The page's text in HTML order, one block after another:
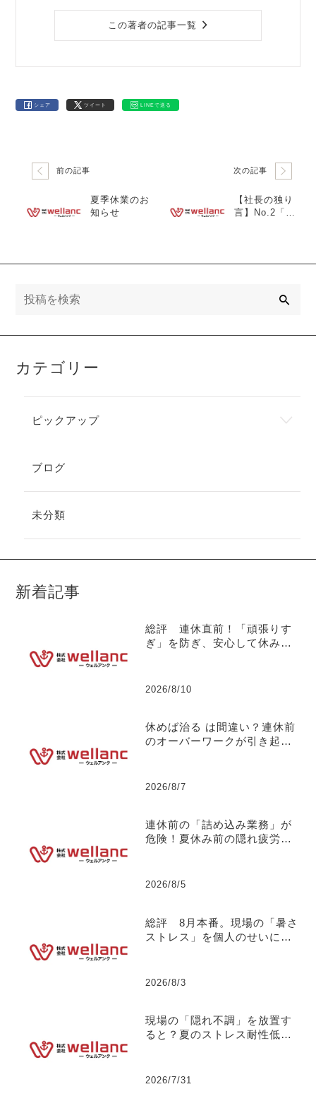
この著者の記事一覧
シェア ツイート LINEで送る
前の記事
夏季休業のお
知らせ
次の記事
【社長の独り
言】No.2「健
カテゴリー
ピックアップ
ブログ
未分類
新着記事
総評 連休直前！「頑張りす
ぎ」を防ぎ、安心して休みに
34
2026/8/10
休めば治る は間違い？連休前
のオーバーワークが引き起こ
133
2026/8/7
連休前の「詰め込み業務」が
危険！夏休み前の隠れ疲労と
言】No.132
2026/8/5
総評 8月本番。現場の「暑さ
ストレス」を個人のせいにし
2026/8/3
現場の「隠れ不調」を放置す
ると？夏のストレス耐性低下
り言】No.130
2026/7/31